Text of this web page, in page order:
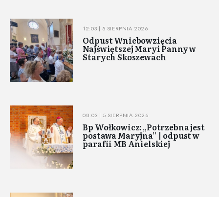
12:03 | 5 SIERPNIA 2026
Odpust Wniebowzięcia
Najświętszej Maryi Panny w
Starych Skoszewach
08:03 | 5 SIERPNIA 2026
Bp Wołkowicz: „Potrzebna jest
postawa Maryjna” | odpust w
parafii MB Anielskiej